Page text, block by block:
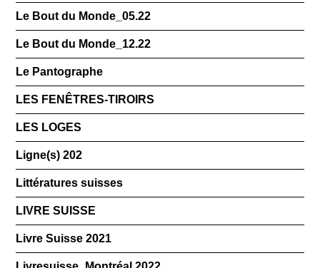
Le Bout du Monde_05.22
Le Bout du Monde_12.22
Le Pantographe
LES FENÊTRES-TIROIRS
LES LOGES
Ligne(s) 202
Littératures suisses
LIVRE SUISSE
Livre Suisse 2021